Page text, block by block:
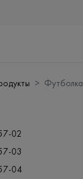
Футболка